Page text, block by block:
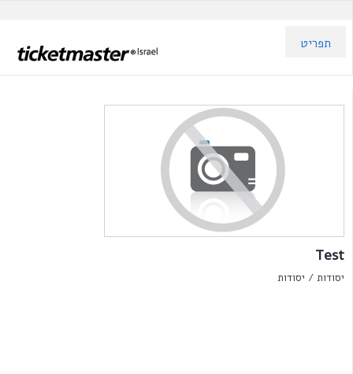
תפריט
Test
יסודות / יסודות